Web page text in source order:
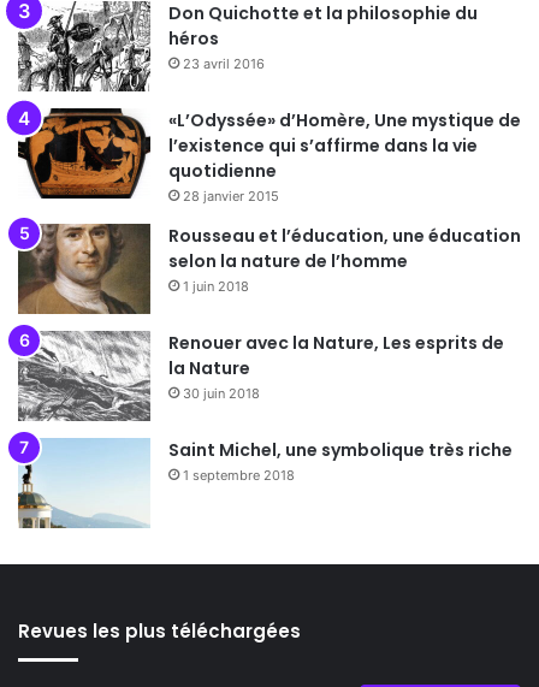
Don Quichotte et la philosophie du
héros
23 avril 2016
«L’Odyssée» d’Homère, Une mystique de
l’existence qui s’affirme dans la vie
quotidienne
28 janvier 2015
Rousseau et l’éducation, une éducation
selon la nature de l’homme
1 juin 2018
Renouer avec la Nature, Les esprits de
la Nature
30 juin 2018
Saint Michel, une symbolique très riche
1 septembre 2018
Revues les plus téléchargées